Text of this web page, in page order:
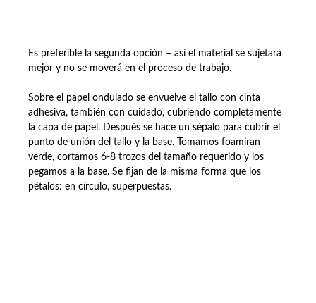
Es preferible la segunda opción – así el material se sujetará
mejor y no se moverá en el proceso de trabajo.
Sobre el papel ondulado se envuelve el tallo con cinta
adhesiva, también con cuidado, cubriendo completamente
la capa de papel. Después se hace un sépalo para cubrir el
punto de unión del tallo y la base. Tomamos foamiran
verde, cortamos 6-8 trozos del tamaño requerido y los
pegamos a la base. Se fijan de la misma forma que los
pétalos: en círculo, superpuestas.